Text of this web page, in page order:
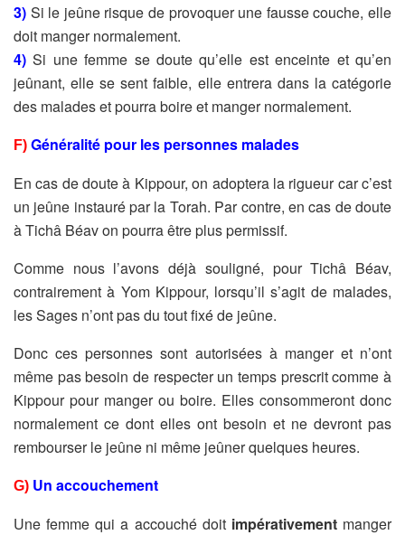
3) Si le jeûne risque de provoquer une fausse couche, elle
doit manger normalement.
4) Si une femme se doute qu’elle est enceinte et qu’en
jeûnant, elle se sent faible, elle entrera dans la catégorie
des malades et pourra boire et manger normalement.
F) Généralité pour les personnes malades
En cas de doute à Kippour, on adoptera la rigueur car c’est
un jeûne instauré par la Torah. Par contre, en cas de doute
à Tichâ Béav on pourra être plus permissif.
Comme nous l’avons déjà souligné, pour Tichâ Béav,
contrairement à Yom Kippour, lorsqu’il s’agit de malades,
les Sages n’ont pas du tout fixé de jeûne.
Donc ces personnes sont autorisées à manger et n’ont
même pas besoin de respecter un temps prescrit comme à
Kippour pour manger ou boire. Elles consommeront donc
normalement ce dont elles ont besoin et ne devront pas
rembourser le jeûne ni même jeûner quelques heures.
G) Un accouchement
Une femme qui a accouché doit impérativementmanger